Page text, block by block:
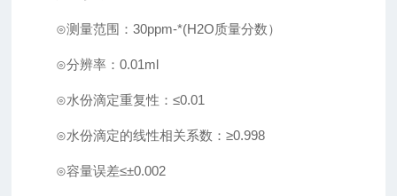
⊙测量范围：30ppm-*(H2O质量分数）
⊙分辨率：0.01ml
⊙水份滴定重复性：≤0.01
⊙水份滴定的线性相关系数：≥0.998
⊙容量误差≤±0.002